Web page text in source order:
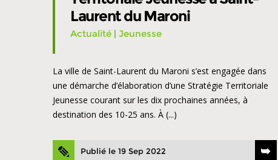
Laurent du Maroni
Actualité | Jeunesse
La ville de Saint-Laurent du Maroni s’est engagée dans
une démarche d’élaboration d’une Stratégie Territoriale
Jeunesse courant sur les dix prochaines années, à
destination des 10-25 ans. À (...)
Publié le 19 Sep 2022